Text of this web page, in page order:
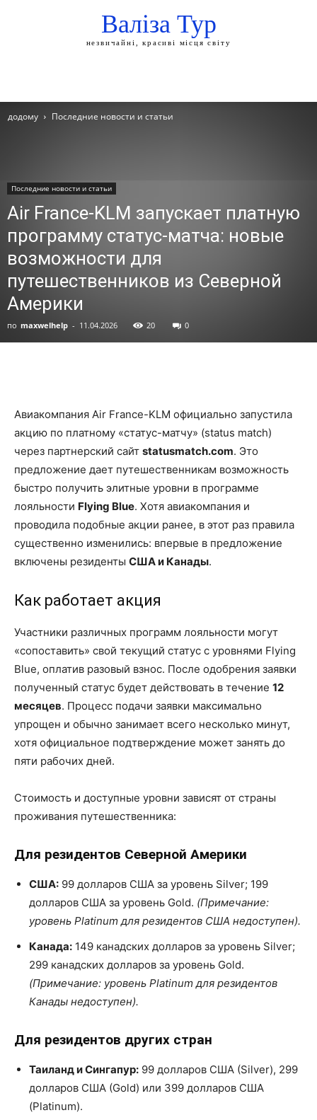
Валіза Тур
незвичайні, красиві місця світу
додому Последние новости и статьи
Последние новости и статьи
Air France-KLM запускает платную
программу статус-матча: новые
возможности для
путешественников из Северной
Америки
по maxwelhelp - 11.04.2026 20 0
Авиакомпания Air France-KLM официально запустила
акцию по платному «статус-матчу» (status match)
через партнерский сайт statusmatch.com. Это
предложение дает путешественникам возможность
быстро получить элитные уровни в программе
лояльности Flying Blue. Хотя авиакомпания и
проводила подобные акции ранее, в этот раз правила
существенно изменились: впервые в предложение
включены резиденты США и Канады.
Как работает акция
Участники различных программ лояльности могут
«сопоставить» свой текущий статус с уровнями Flying
Blue, оплатив разовый взнос. После одобрения заявки
полученный статус будет действовать в течение 12
месяцев. Процесс подачи заявки максимально
упрощен и обычно занимает всего несколько минут,
хотя официальное подтверждение может занять до
пяти рабочих дней.
Стоимость и доступные уровни зависят от страны
проживания путешественника:
Для резидентов Северной Америки
США: 99 долларов США за уровень Silver; 199
долларов США за уровень Gold. (Примечание:
уровень Platinum для резидентов США недоступен).
Канада: 149 канадских долларов за уровень Silver;
299 канадских долларов за уровень Gold.
(Примечание: уровень Platinum для резидентов
Канады недоступен).
Для резидентов других стран
Таиланд и Сингапур: 99 долларов США (Silver), 299
долларов США (Gold) или 399 долларов США
(Platinum).